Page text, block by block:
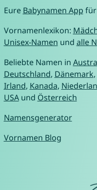
Eure Babynamen App für
Vornamenlexikon:
Unisex-Namen und alle
Beliebte Namen in
Deutschland, Dänemark,
Irland, Kanada,
USAund Österreich
Namensgenerator
Vornamen Blog